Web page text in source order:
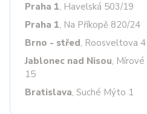
Praha 1, Havelská 503/19
Praha 1, Na Příkopě 820/24
Brno - střed, Roosveltova
Jablonec nad Nisou,
15
Bratislava, Suché Mýto 1